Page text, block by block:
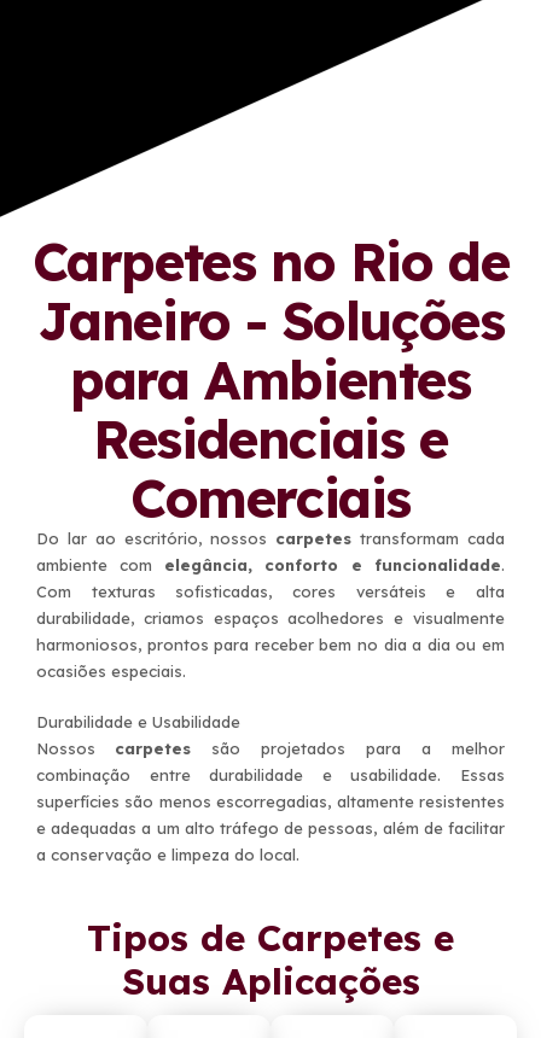
Carpetes no Rio de
Janeiro - Soluções
para Ambientes
Residenciais e
Comerciais
Do lar ao escritório, nossos carpetes transformam cada
ambiente com elegância, conforto e funcionalidade.
Com texturas sofisticadas, cores versáteis e alta
durabilidade, criamos espaços acolhedores e visualmente
harmoniosos, prontos para receber bem no dia a dia ou em
ocasiões especiais.
Durabilidade e Usabilidade
Nossos carpetes são projetados para a melhor
combinação entre durabilidade e usabilidade. Essas
superfícies são menos escorregadias, altamente resistentes
e adequadas a um alto tráfego de pessoas, além de facilitar
a conservação e limpeza do local.
Tipos de Carpetes e
Suas Aplicações